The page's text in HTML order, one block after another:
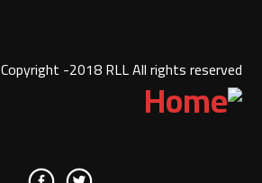
Copyright -2018 RLL All rights reserved